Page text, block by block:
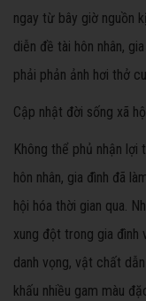
ngay từ bây giờ nguồn
diễn đề tài hôn nhân,
phải phản ảnh hơi thở
Cập nhật đời sống xã
Không thể phủ nhận
hôn nhân, gia đình đã
hội hóa thời gian qua.
xung đột trong gia đình
danh vọng, vật chất
khấu nhiều gam màu